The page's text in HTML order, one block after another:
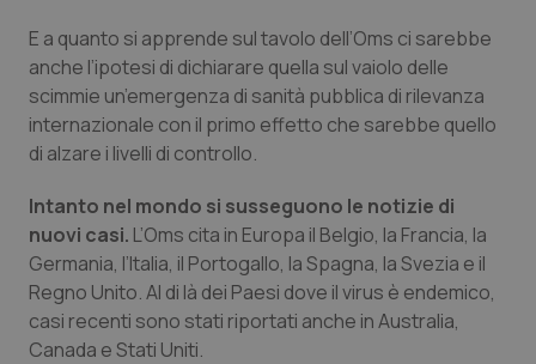
Lombardia
Marche
Molise
Piemonte
Provincia Autonoma di Bolzano
Provincia Autonoma di Trento
Dolore
Donna & Salute
Epatiti
HIV
Infezioni & Febbre
Ipertensione & Scompenso
E a quanto si apprende sul tavolo dell’Oms ci sarebbe
anche l’ipotesi di dichiarare quella sul vaiolo delle
scimmie un’emergenza di sanità pubblica di rilevanza
internazionale con il primo effetto che sarebbe quello
di alzare i livelli di controllo.
Intanto nel mondo si susseguono le notizie di
nuovi casi. L’Oms cita in Europa il Belgio, la Francia, la
Germania, l’Italia, il Portogallo, la Spagna, la Svezia e il
Regno Unito. Al di là dei Paesi dove il virus è endemico,
casi recenti sono stati riportati anche in Australia,
Canada e Stati Uniti.